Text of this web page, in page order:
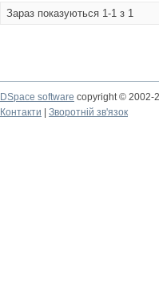
Зараз показуються 1-1 з 1
DSpace software copyright © 2002-
Контакти
Зворотній зв'язок